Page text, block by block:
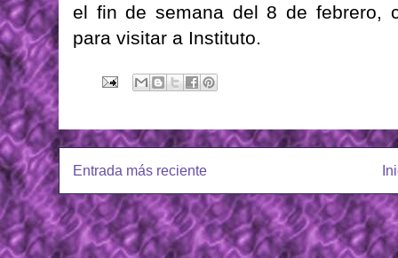
el fin de semana del 8 de febrero,
para visitar a Instituto.
Entrada más reciente